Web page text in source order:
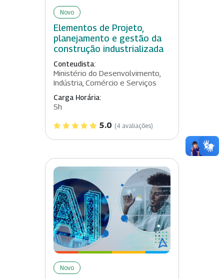
Novo
Elementos de Projeto,
planejamento e gestão da
construção industrializada
Conteudista:
Ministério do Desenvolvimento,
Indústria, Comércio e Serviços
Carga Horária:
5h
5.0 (4 avaliações)
Novo